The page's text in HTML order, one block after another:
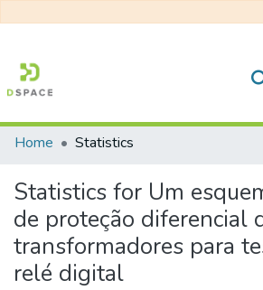
All of DSpace
Home Statistics
Statistics for Um
de proteção diferencial
transformadores para
relé digital